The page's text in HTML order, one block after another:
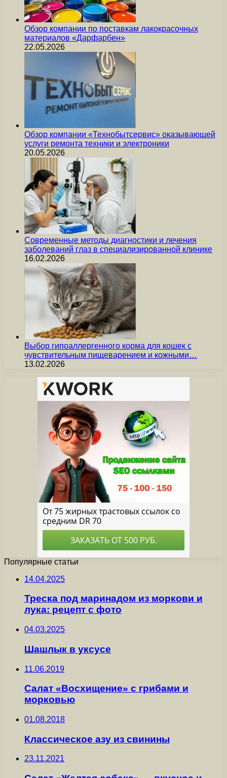
Обзор компании по поставкам лакокрасочных
материалов «Дарфарбен»
22.05.2026
Обзор компании «Технобытсервис» оказывающей
услуги ремонта техники и электроники
20.05.2026
Современные методы диагностики и лечения
заболеваний глаз в специализированной клинике
16.02.2026
Выбор гипоаллергенного корма для кошек с
чувствительным пищеварением и кожными…
13.02.2026
Популярные статьи
14.04.2025
Треска под маринадом из моркови и
лука: рецепт с фото
04.03.2025
Шашлык в уксусе
11.06.2019
Салат «Восхищение» с грибами и
морковью
01.08.2018
Классическое азу из свинины
23.11.2021